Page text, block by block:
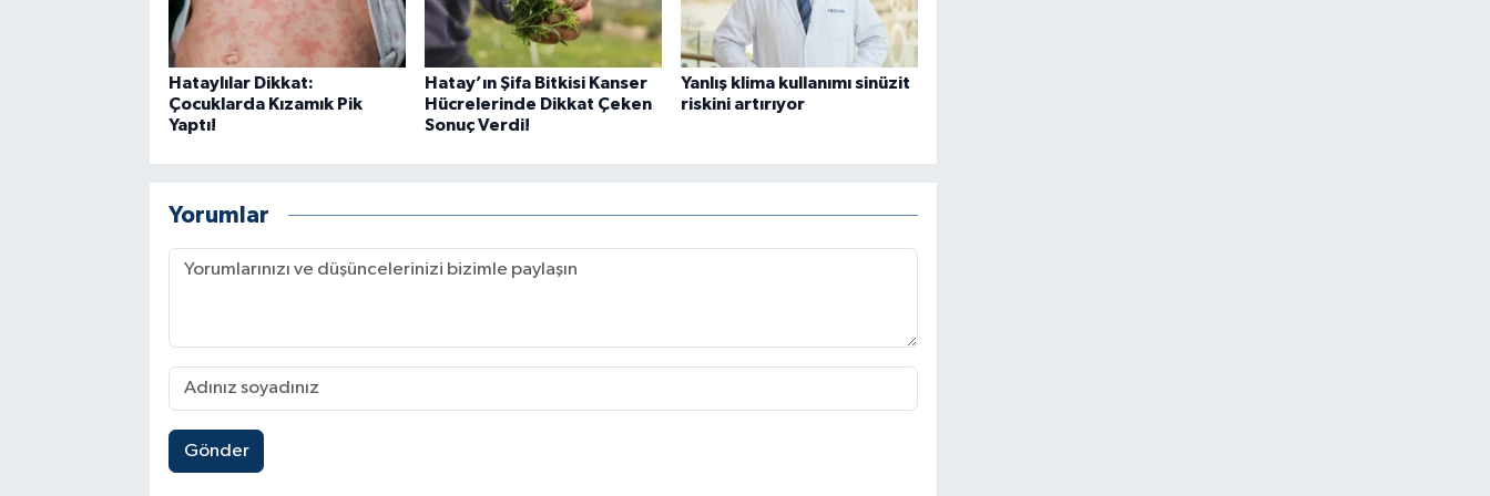
Hataylılar Dikkat:
Çocuklarda Kızamık Pik
Yaptı!
Hatay’ın Şifa Bitkisi Kanser
Hücrelerinde Dikkat Çeken
Sonuç Verdi!
Yanlış klima kullanımı sinüzit
riskini artırıyor
Yorumlar
Gönder